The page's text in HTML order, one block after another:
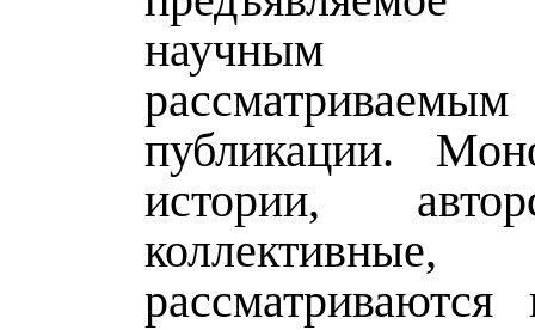
научным
публикации.
истории,
коллективные,
рассматриваются